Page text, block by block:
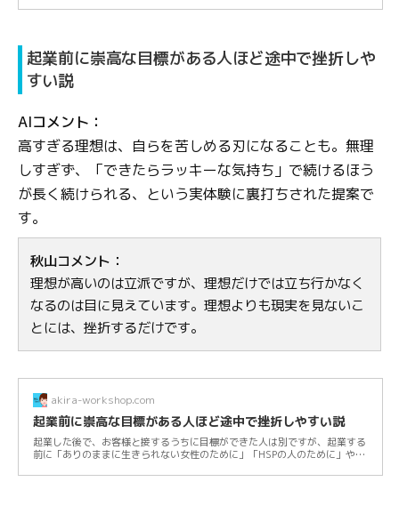
起業前に崇高な目標がある人ほど途中で挫折しや
すい説
AIコメント：
高すぎる理想は、自らを苦しめる刃になることも。無理
しすぎず、「できたらラッキーな気持ち」で続けるほう
が長く続けられる、という実体験に裏打ちされた提案で
す。
秋山コメント：
理想が高いのは立派ですが、理想だけでは立ち行かなく
なるのは目に見えています。理想よりも現実を見ないこ
とには、挫折するだけです。
akira-workshop.com
起業前に崇高な目標がある人ほど途中で挫折しやすい説
起業した後で、お客様と接するうちに目標ができた人は別ですが、起業する
前に「ありのままに生きられない女性のために」「HSPの人のために」や